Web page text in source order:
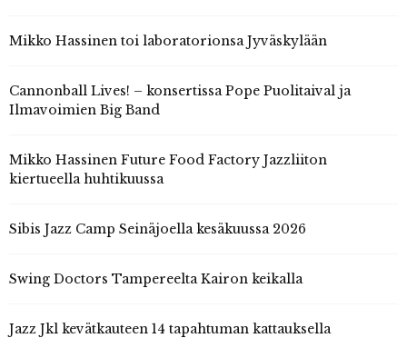
Mikko Hassinen toi laboratorionsa Jyväskylään
Cannonball Lives! – konsertissa Pope Puolitaival ja
Ilmavoimien Big Band
Mikko Hassinen Future Food Factory Jazzliiton
kiertueella huhtikuussa
Sibis Jazz Camp Seinäjoella kesäkuussa 2026
Swing Doctors Tampereelta Kairon keikalla
Jazz Jkl kevätkauteen 14 tapahtuman kattauksella